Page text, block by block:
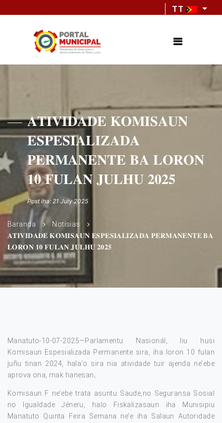
TT
𝐀𝐓𝐈𝐕𝐈𝐃𝐀𝐃𝐄 𝐊𝐎𝐌𝐈𝐒𝐀𝐔𝐍
𝐄𝐒𝐏𝐄𝐒𝐈𝐀𝐋𝐈𝐙𝐀𝐃𝐀
𝐏𝐄𝐑𝐌𝐀𝐍𝐄𝐍𝐓𝐄 𝐁𝐀 𝐋𝐎𝐑𝐎𝐍
𝟏𝟎 𝐅𝐔𝐋𝐀𝐍 𝐉𝐔𝐋𝐇𝐔 𝟐𝟎𝟐𝟓
Post iha: 21 July 2025
Baranda
Notísias
𝐀𝐓𝐈𝐕𝐈𝐃𝐀𝐃𝐄 𝐊𝐎𝐌𝐈𝐒𝐀𝐔𝐍 𝐄𝐒𝐏𝐄𝐒𝐈𝐀𝐋𝐈𝐙𝐀𝐃𝐀 𝐏𝐄𝐑𝐌𝐀𝐍𝐄𝐍𝐓𝐄 𝐁𝐀
𝐋𝐎𝐑𝐎𝐍 𝟏𝟎 𝐅𝐔𝐋𝐀𝐍 𝐉𝐔𝐋𝐇𝐔 𝟐𝟎𝟐𝟓
Manatuto-10-07-2025—Parlamentu Nasionál, liu husi
Komisaun Espesializada Permanente sira, iha loron 10 fulan
juñu tinan 2024, hala’o sira nia atividade tuir ajenda ne’ebe
aprova ona, mak hanesan;
Komisaun F ne’ebe trata asuntu Saude,no Seguransa Sosial
no Igualdade Jéneru, halo Fiskalizasaun iha Munisipiu
Manatuto Quinta Feira Semana ne’e iha Salaun Autoridade